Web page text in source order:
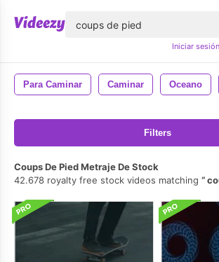
Iniciar sesión
Para Caminar Caminar Oceano
Filters
Coups De Pied Metraje De Stock
42.678 royalty free stock videos matching